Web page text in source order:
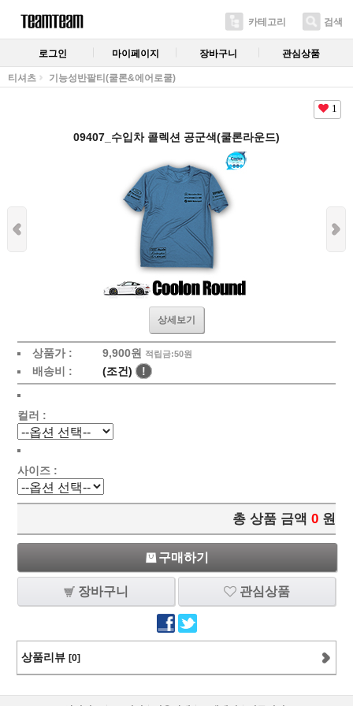
카테고리 검색
로그인 마이페이지 장바구니 관심상품
티셔츠 기능성반팔티(쿨론&에어로쿨)
1
09407_수입차 콜렉션 공군색(쿨론라운드)
상세보기
상품가 : 9,900원 적립금:50원
배송비 : (조건) !
컬러 :
사이즈 :
총 상품 금액 0 원
구매하기
장바구니 관심상품
상품리뷰 [0]